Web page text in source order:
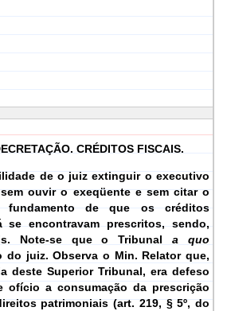
CRÉDITOS FISCAIS.
de o juiz extinguir o executivo
ouvir o exeqüente e sem citar o
fundamento de que os créditos
se encontravam prescritos, sendo,
Note-se que o Tribunala quo
do juiz. Observa o Min. Relator que,
deste Superior Tribunal, era defeso
ofício a consumação da prescrição
patrimoniais (art. 219, § 5º, do